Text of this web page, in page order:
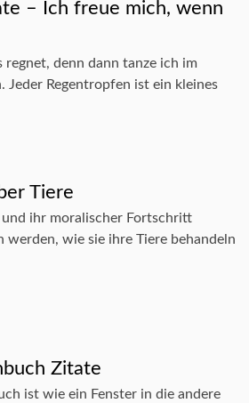
– Ich freue mich, wenn
regnet, denn dann tanze ich im
Jeder Regentropfen ist ein kleines
Tiere
und ihr moralischer Fortschritt
werden, wie sie ihre Tiere behandeln
Zitate
ist wie ein Fenster in die andere